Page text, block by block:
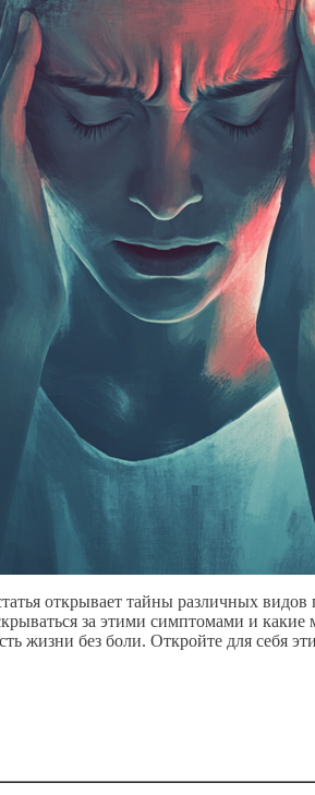
открывает тайны различных
за этими симптомами и
жизни без боли. Откройте для себя